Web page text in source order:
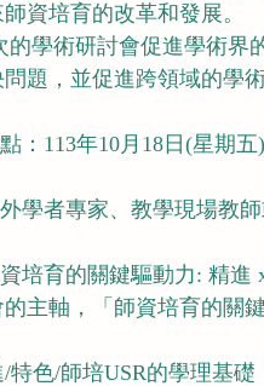
資培育的改革和發展。
題，並促進跨領域的學術
：113年10月18日(星期
學者專家、教學現場教師
培育的關鍵驅動力: 精進
主軸，「師資培育的關
特色/師培USR的學理基礎